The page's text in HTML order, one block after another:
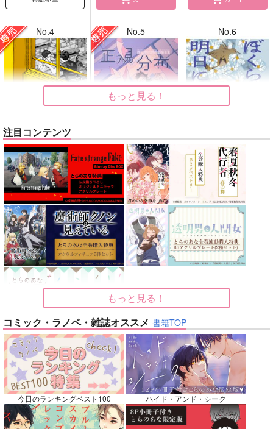
No.4
告白
ガヤ
専売 1,415円（税込）
ひゃくえむ。
小宮×トガシ
サンプル
カート
No.5
正規分布の外側
九十九
専売 630円（税込）
鬼滅の刃
不死川実弥×不死川玄弥
サンプル
No.6
ぼくらはシスタス、明
日には死ぬ花
kobashiri
1,760円 （税込）
メダリスト
夜鷹純×明浦路司
サンプル
No.7 No.8 No.9
もっと見る！
注目コンテンツ
もっと見る！
コミック・ラノベ・雑誌オススメ 書籍TOP
今日のランキングベスト100 ハイド・アンド・シーク